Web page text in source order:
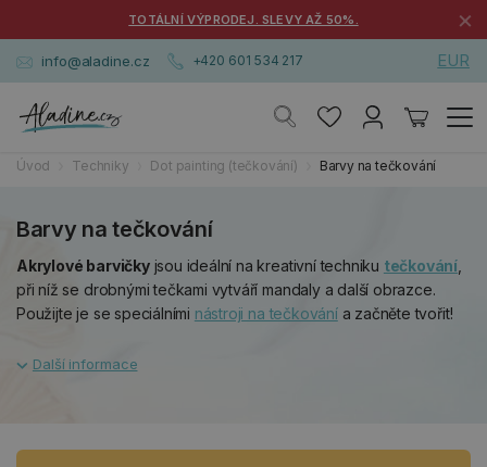
TOTÁLNÍ VÝPRODEJ. SLEVY AŽ 50%. ×
info@aladine.cz +420 601 534 217 EUR
Úvod Techniky Dot painting (tečkování) Barvy na tečkování
Barvy na tečkování
Akrylové barvičkyjsou ideální na kreativní techniku tečkování
při níž se drobnými tečkami vytváří mandaly a další obrazce.
Použijte je se speciálními nástroji na tečkovánía začněte tvořit!